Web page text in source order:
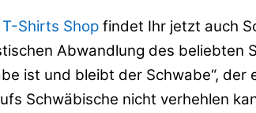
Shirts Shop findet Ihr jetzt auch
Abwandlung des beliebten
ist und bleibt der Schwabe“, der
Schwäbische nicht verhehlen